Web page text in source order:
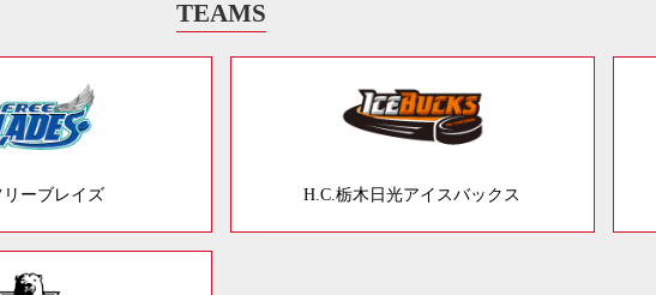
TEAMS
リーブレイズ H.C.栃木日光アイスバックス